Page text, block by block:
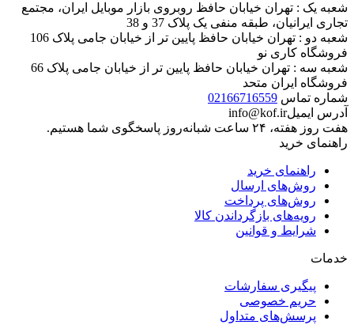
شعبه یک : تهران خیابان حافظ روبروی بازار موبایل ایران، مجتمع
تجاری ایرانیان، طبقه منفی یک پلاک 37 و 38
شعبه دو : تهران خیابان حافظ پایین تر از خیابان جامی پلاک 106
فروشگاه کاری نو
شعبه سه : تهران خیابان حافظ پایین تر از خیابان جامی پلاک 66
فروشگاه ایران متحد
شماره تماس 02166716559
آدرس ایمیلinfo@kof.ir
هفت روز هفته، ۲۴ ساعت شبانه‌روز پاسخگوی شما هستیم.
راهنمای خرید
راهنمای خرید
روش‌های ارسال
روش‌های پرداخت
رویه‌های بازگرداندن کالا
شرایط و قوانین
خدمات
پیگیری سفارشات
حریم خصوصی
پرسش‌های متداول